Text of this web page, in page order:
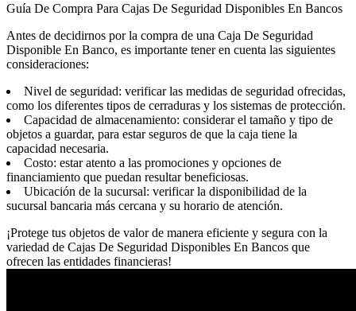
Guía De Compra Para Cajas De Seguridad Disponibles En Bancos
Antes de decidirnos por la compra de una Caja De Seguridad
Disponible En Banco, es importante tener en cuenta las siguientes
consideraciones:
Nivel de seguridad: verificar las medidas de seguridad ofrecidas,
como los diferentes tipos de cerraduras y los sistemas de protección.
Capacidad de almacenamiento: considerar el tamaño y tipo de
objetos a guardar, para estar seguros de que la caja tiene la
capacidad necesaria.
Costo: estar atento a las promociones y opciones de
financiamiento que puedan resultar beneficiosas.
Ubicación de la sucursal: verificar la disponibilidad de la
sucursal bancaria más cercana y su horario de atención.
¡Protege tus objetos de valor de manera eficiente y segura con la
variedad de Cajas De Seguridad Disponibles En Bancos que
ofrecen las entidades financieras!